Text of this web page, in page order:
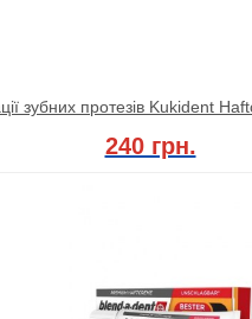
зубних протезів Kukident
240 грн.